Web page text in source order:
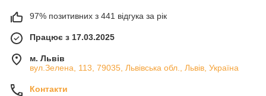
97% позитивних з 441 відгука за рік
Працює з 17.03.2025
м. Львів
вул.Зелена, 113, 79035, Львівська обл., Львів, Україна
Контакти